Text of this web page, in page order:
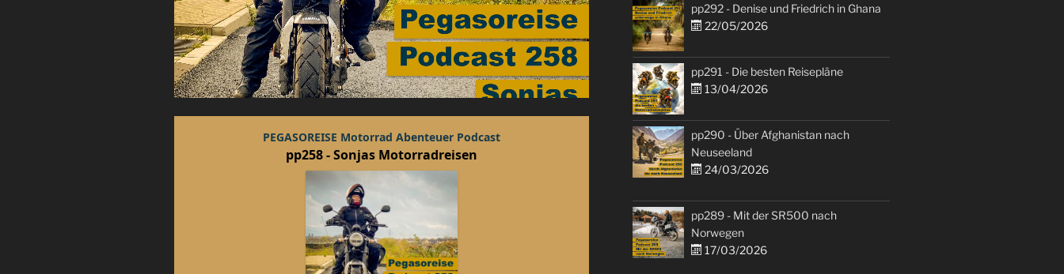
pp292 - Denise und Friedrich in Ghana
22/05/2026
pp291 - Die besten Reisepläne
13/04/2026
pp290 - Über Afghanistan nach
Neuseeland
24/03/2026
pp289 - Mit der SR500 nach
Norwegen
17/03/2026